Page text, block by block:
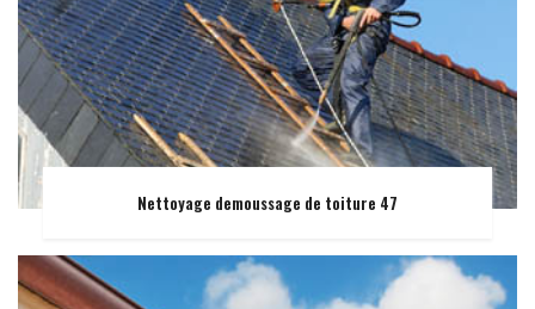
Nettoyage demoussage de toiture 47